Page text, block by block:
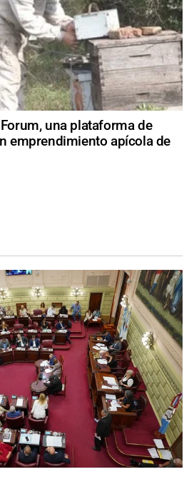
una plataforma de
emprendimiento apícola de